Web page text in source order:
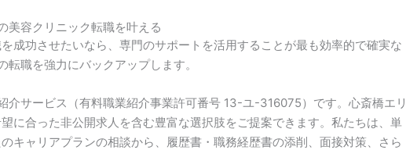
美容クリニック転職を叶える
成功させたいなら、専門のサポートを活用することが最も効率的で確実な
職を強力にバックアップします。
介サービス（有料職業紹介事業許可番号 13-ユ-316075）です。心斎橋エリ
に合った非公開求人を含む豊富な選択肢をご提案できます。私たちは、単
キャリアプランの相談から、履歴書・職務経歴書の添削、面接対策、さら